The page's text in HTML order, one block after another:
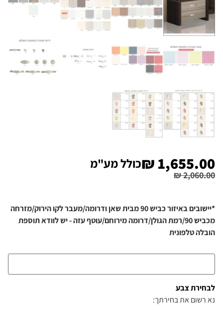
₪2,060.00
₪ 1,655.00 כולל מע"מ
*יישובים באיזור כביש 90 מבית שאן ודרומה/מעבר לקו הירוק/מזרחה
מכביש 90/רמת הגולן/דרומה מירוחם/עוטף עזה - יש לוודא תוספת
הובלה טלפונית
לבחירת צבע
נא רשום את בחירתך: